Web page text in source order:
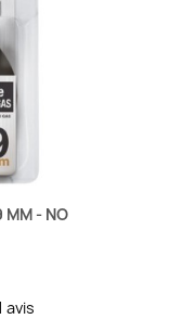
MM - NO
avis